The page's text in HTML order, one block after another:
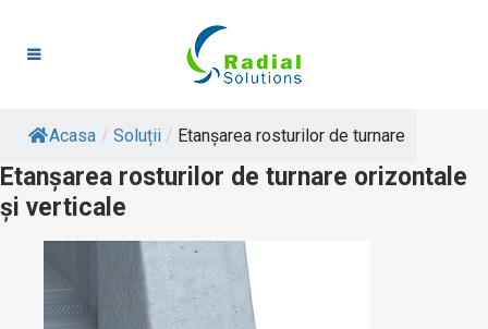
Acasa / Soluții / Etanșarea rosturilor de turnare
Etanșarea rosturilor de turnare orizontale
și verticale